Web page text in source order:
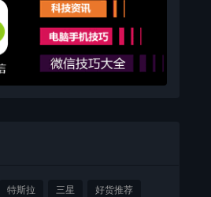
特斯拉 三星 好货推荐